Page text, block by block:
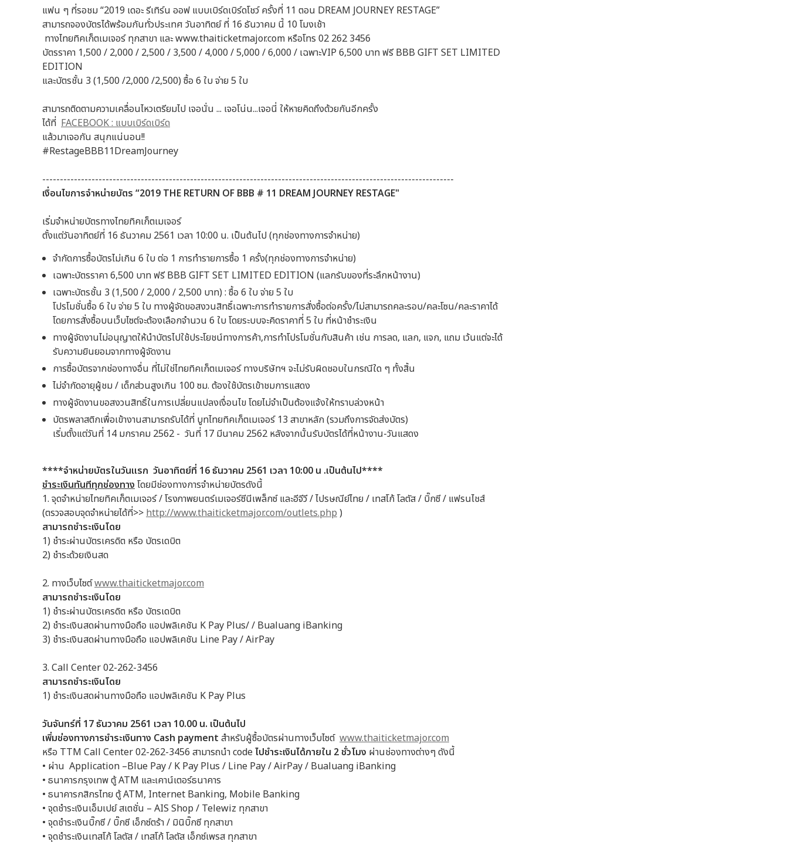
แฟน ๆ ที่รอชม “2019 เดอะ รีเทิร์น ออฟ แบบเบิร์ดเบิร์ดโชว์ ครั้งที่ 11 ตอน DREAM JOURNEY RESTAGE”
สามารถจองบัตรได้พร้อมกันทั่วประเทศ วันอาทิตย์ ที่ 16 ธันวาคม นี้ 10 โมงเช้า
ทางไทยทิคเก็ตเมเจอร์ ทุกสาขา และ www.thaiticketmajor.com หรือโทร 02 262 3456
บัตรราคา 1,500 / 2,000 / 2,500 / 3,500 / 4,000 / 5,000 / 6,000 / เฉพาะVIP 6,500 บาท ฟรี BBB GIFT SET LIMITED
EDITION
และบัตรชั้น 3 (1,500 /2,000 /2,500) ซื้อ 6 ใบ จ่าย 5 ใบ
สามารถติดตามความเคลื่อนไหวเตรียมไป เจอนั่น ... เจอโน่น...เจอนี่ ให้หายคิดถึงด้วยกันอีกครั้ง
ได้ที่ FACEBOOK : แบบเบิร์ดเบิร์ด
แล้วมาเจอกัน สนุกแน่นอน!!
#RestageBBB11DreamJourney
---------------------------------------------------------------------------------------------------------------------
เงื่อนไขการจำหน่ายบัตร “2019 THE RETURN OF BBB # 11 DREAM JOURNEY RESTAGE"
เริ่มจำหน่ายบัตรทางไทยทิคเก็ตเมเจอร์
ตั้งแต่วันอาทิตย์ที่ 16 ธันวาคม 2561 เวลา 10:00 น. เป็นต้นไป (ทุกช่องทางการจำหน่าย)
จำกัดการซื้อบัตรไม่เกิน 6 ใบ ต่อ 1 การทำรายการซื้อ 1 ครั้ง(ทุกช่องทางการจำหน่าย)
เฉพาะบัตรราคา 6,500 บาท ฟรี BBB GIFT SET LIMITED EDITION (แลกรับของที่ระลึกหน้างาน)
เฉพาะบัตรชั้น 3 (1,500 / 2,000 / 2,500 บาท) : ซื้อ 6 ใบ จ่าย 5 ใบ
โปรโมชั่นซื้อ 6 ใบ จ่าย 5 ใบ ทางผู้จัดขอสงวนสิทธิ์เฉพาะการทำรายการสั่งซื้อต่อครั้ง/ไม่สามารถคละรอบ/คละโซน/คละราคาได้
โดยการสั่งซื้อบนเว็บไซต์จะต้องเลือกจำนวน 6 ใบ โดยระบบจะคิดราคาที่ 5 ใบ ที่หน้าชำระเงิน
ทางผู้จัดงานไม่อนุญาตให้นำบัตรไปใช้ประโยชน์ทางการค้า,การทำโปรโมชั่นกับสินค้า เช่น การลด, แลก, แจก, แถม เว้นแต่จะได้
รับความยินยอมจากทางผู้จัดงาน
การซื้อบัตรจากช่องทางอื่น ที่ไม่ใช่ไทยทิคเก็ตเมเจอร์ ทางบริษัทฯ จะไม่รับผิดชอบในกรณีใด ๆ ทั้งสิ้น
ไม่จำกัดอายุผู้ชม / เด็กส่วนสูงเกิน 100 ซม. ต้องใช้บัตรเข้าชมการแสดง
ทางผู้จัดงานขอสงวนสิทธิ์ในการเปลี่ยนแปลงเงื่อนไข โดยไม่จำเป็นต้องแจ้งให้ทราบล่วงหน้า
บัตรพลาสติกเพื่อเข้างานสามารถรับได้ที่ บูทไทยทิคเก็ตเมเจอร์ 13 สาขาหลัก (รวมถึงการจัดส่งบัตร)
เริ่มตั้งแต่วันที่ 14 มกราคม 2562 - วันที่ 17 มีนาคม 2562 หลังจากนั้นรับบัตรได้ที่หน้างาน-วันแสดง
****จำหน่ายบัตรในวันแรก วันอาทิตย์ที่ 16ธันวาคม 2561 เวลา 10:00 น .เป็นต้นไป****
ชำระเงินทันทีทุกช่องทาง โดยมีช่องทางการจำหน่ายบัตรดังนี้
1. จุดจำหน่ายไทยทิคเก็ตเมเจอร์ / โรงภาพยนตร์เมเจอร์ซีนีเพล็กซ์ และอีจีวี / ไปรษณีย์ไทย / เทสโก้ โลตัส / บิ๊กซี / แฟรนไชส์
(ตรวจสอบจุดจำหน่ายได้ที่>> http://www.thaiticketmajor.com/outlets.php )
สามารถชำระเงินโดย
1) ชำระผ่านบัตรเครดิต หรือ บัตรเดบิต
2) ชำระด้วยเงินสด
2. ทางเว็บไซต์www.thaiticketmajor.com
สามารถชำระเงินโดย
1) ชำระผ่านบัตรเครดิต หรือ บัตรเดบิต
2) ชำระเงินสดผ่านทางมือถือ แอปพลิเคชัน K Pay Plus/ / Bualuang iBanking
3) ชำระเงินสดผ่านทางมือถือ แอปพลิเคชัน Line Pay / AirPay
3. Call Center 02-262-3456
สามารถชำระเงินโดย
1) ชำระเงินสดผ่านทางมือถือ แอปพลิเคชัน K Pay Plus
วันจันทร์ที่ 17ธันวาคม 2561 เวลา 10.00 น. เป็นต้นไป
เพิ่มช่องทางการชำระเงินทาง Cash payment สำหรับผู้ซื้อบัตรผ่านทางเว็บไซต์ www.thaiticketmajor.com
หรือ TTM Call Center 02-262-3456 สามารถนำ codeไปชำระเงินได้ภายใน 2 ชั่วโมง ผ่านช่องทางต่างๆ ดังนี้
• ผ่าน Application –Blue Pay / K Pay Plus / Line Pay / AirPay / Bualuang iBanking
• ธนาคารกรุงเทพ ตู้ ATM และเคาน์เตอร์ธนาคาร
• ธนาคารกสิกรไทย ตู้ ATM, Internet Banking, Mobile Banking
• จุดชำระเงินเอ็มเปย์ สเตชั่น – AIS Shop / Telewiz ทุกสาขา
• จุดชำระเงินบิ๊กซี / บิ๊กซี เอ็กซ์ตร้า / มินิบิ๊กซี ทุกสาขา
• จุดชำระเงินเทสโก้ โลตัส / เทสโก้ โลตัส เอ็กซ์เพรส ทุกสาขา